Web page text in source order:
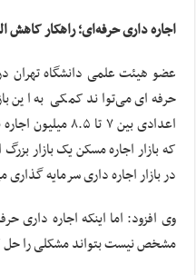
اجاره داری حرفه‌ای؛ راهکار کاهش
عضو هیئت علمی دانشگاه تهران
حرفه‌ای می‌تواند کمکی به این
اعدادی بین ۷ تا
که بازار اجاره مسکن یک بازار
در بازار اجاره داری سرمایه گذاری
وی افزود: اما اینکه اجاره داری
مشخص نیست بتواند مشکلی را